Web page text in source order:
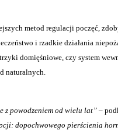
metod regulacji poczęć,
i rzadkie działania
domięśniowe, czy system
naturalnych.
z powodzeniem od wielu lat” –
dopochwowego pierścienia